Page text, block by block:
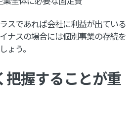
スであれば会社に利益が出ている
ナスの場合には個別事業の存続を
ょう。
把握することが重